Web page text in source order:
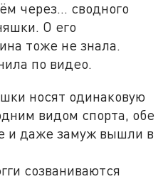
через… сводного
О его
тоже не знала.
по видео.
носят одинаковую
видом спорта, обе
и даже замуж вышли в
созваниваются